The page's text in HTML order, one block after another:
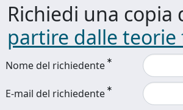
Richiedi una
partire dalle
Nome del richiedente
E-mail del richiedente